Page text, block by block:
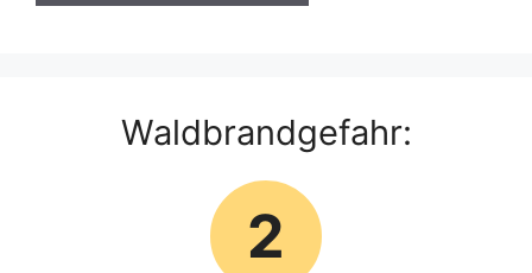
Waldbrandgefahr:
2